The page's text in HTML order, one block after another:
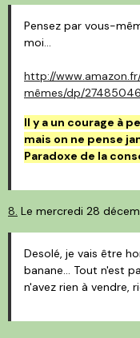
Pensez par vous-
moi...
http://
mêmes/dp/
Il y a un courage à
mais on ne pense
Paradoxe de la
8. Le mercredi 28
Desolé, je vais être
banane... Tout n'est
n'avez rien à vendre,